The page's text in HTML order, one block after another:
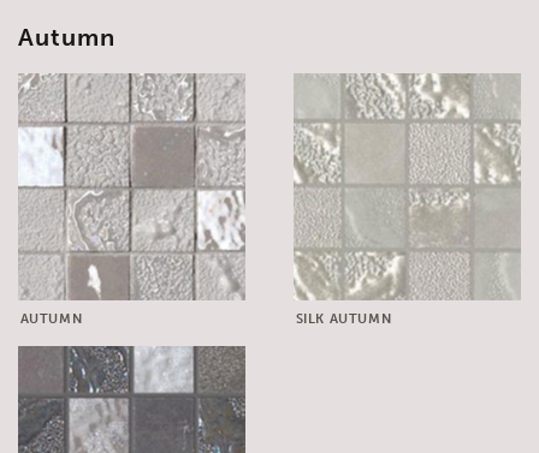
Autumn
AUTUMN SILK AUTUMN